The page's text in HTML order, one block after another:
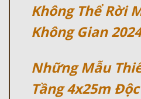
Không Thể Rời
Không Gian 2024
Những Mẫu
Tầng 4x25m